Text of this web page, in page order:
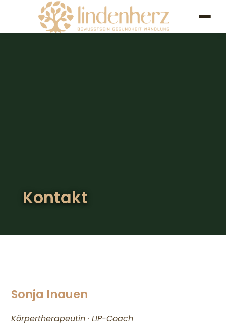
Kontakt
Sonja Inauen
Körpertherapeutin · LIP-Coach